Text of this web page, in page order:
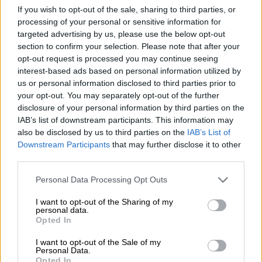
If you wish to opt-out of the sale, sharing to third parties, or
processing of your personal or sensitive information for
targeted advertising by us, please use the below opt-out
section to confirm your selection. Please note that after your
opt-out request is processed you may continue seeing
interest-based ads based on personal information utilized by
us or personal information disclosed to third parties prior to
your opt-out. You may separately opt-out of the further
disclosure of your personal information by third parties on the
IAB’s list of downstream participants. This information may
also be disclosed by us to third parties on the IAB’s List of
Downstream Participants that may further disclose it to other
Please note that this website/app uses one or more Google
not limited to your visit or usage behaviour. You may click to
grant or deny consent to Google and its third-party tags to
use your data for below specified purposes in below Google
consent section.
Personal Data Processing Opt Outs
I want to opt-out of the Sharing of my
personal data.
Opted In
I want to opt-out of the Sale of my
Personal Data.
Opted In
Τι δείχνουν τα στοιχεία για τον
θάνατο του 46χρονου
ΔΙΑΒΑΣΤΕ ΕΠΙΣΗΣ